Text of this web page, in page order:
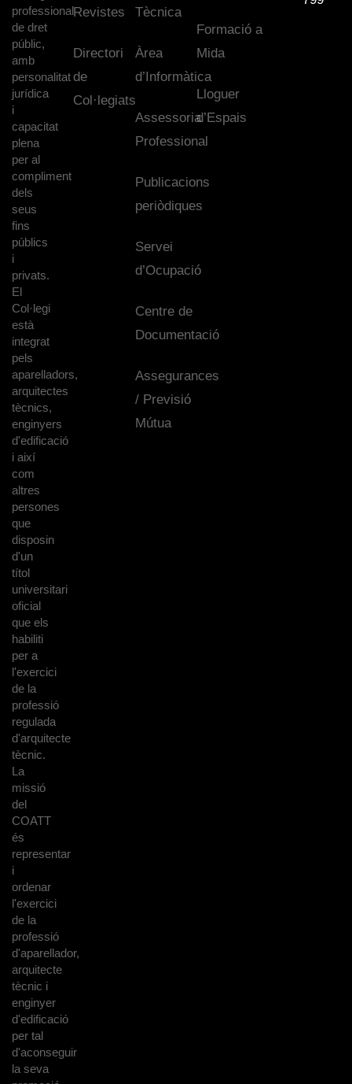
professional
de dret
públic,
amb
personalitat
jurídica
i
capacitat
plena
per al
compliment
dels
seus
fins
públics
i
privats.
El
Col·legi
està
integrat
pels
aparelladors,
arquitectes
tècnics,
enginyers
d'edificació
i així
com
altres
persones
que
disposin
d'un
títol
universitari
oficial
que els
habiliti
per a
l'exercici
de la
professió
regulada
d'arquitecte
tècnic.
La
missió
del
COATT
és
representar
i
ordenar
l'exercici
de la
professió
d'aparellador,
arquitecte
tècnic i
enginyer
d'edificació
per tal
d'aconseguir
la seva
Revistes
Directori
de
Col·legiats
Tècnica
Àrea
d’Informàtica
Assessoria
Professional
Publicacions
periòdiques
Servei
d’Ocupació
Centre de
Documentació
Assegurances
/ Previsió
Mútua
Formació a
Mida
Lloguer
d’Espais